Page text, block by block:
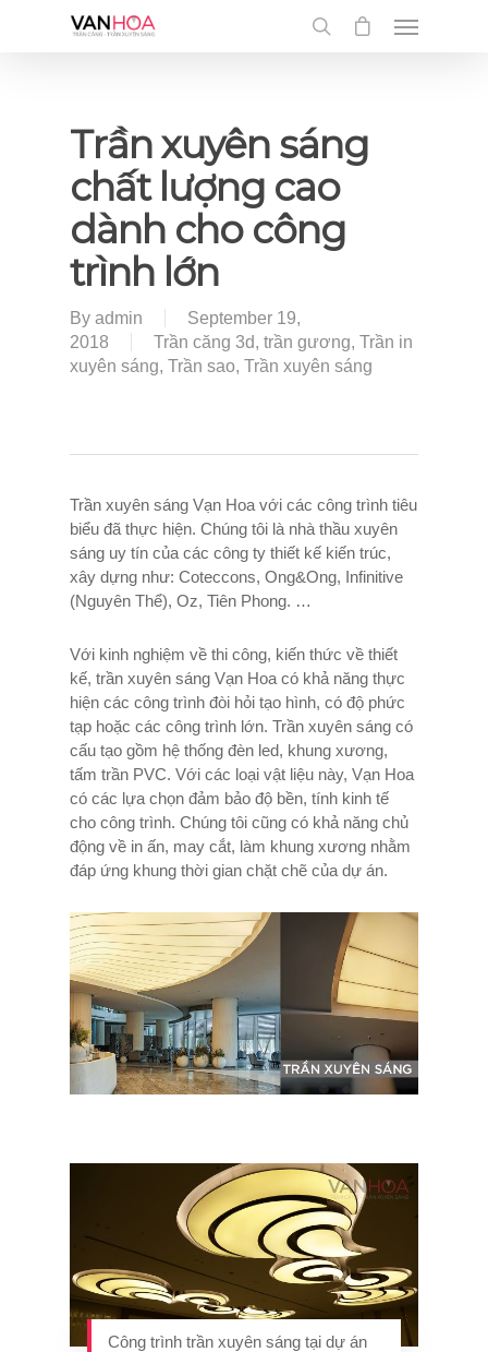
UA-126034232-1
Trần xuyên sáng
chất lượng cao
dành cho công
trình lớn
By admin
September 19,
2018
Trần căng 3d, trần gương, Trần in
xuyên sáng, Trần sao, Trần xuyên sáng
Trần xuyên sáng Vạn Hoa với các công trình tiêu
biểu đã thực hiện. Chúng tôi là nhà thầu xuyên
sáng uy tín của các công ty thiết kế kiến trúc,
xây dựng như: Coteccons, Ong&Ong, Infinitive
(Nguyên Thể), Oz, Tiên Phong. …
Với kinh nghiệm về thi công, kiến thức về thiết
kế, trần xuyên sáng Vạn Hoa có khả năng thực
hiện các công trình đòi hỏi tạo hình, có độ phức
tạp hoặc các công trình lớn. Trần xuyên sáng có
cấu tạo gồm hệ thống đèn led, khung xương,
tấm trần PVC. Với các loại vật liệu này, Vạn Hoa
có các lựa chọn đảm bảo độ bền, tính kinh tế
cho công trình. Chúng tôi cũng có khả năng chủ
động về in ấn, may cắt, làm khung xương nhằm
đáp ứng khung thời gian chặt chẽ của dự án.
Công trình trần xuyên sáng tại dự án